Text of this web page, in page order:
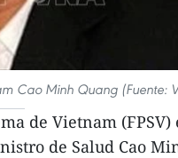
Cao Minh Quang (Fuente:
de Vietnam
de Salud Cao